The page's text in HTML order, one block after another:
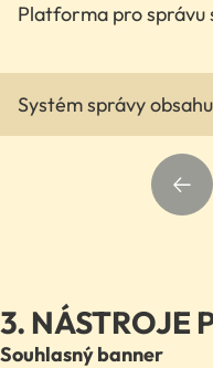
Platforma pro správu
Systém správy
3. NÁSTROJE
Souhlasný banner